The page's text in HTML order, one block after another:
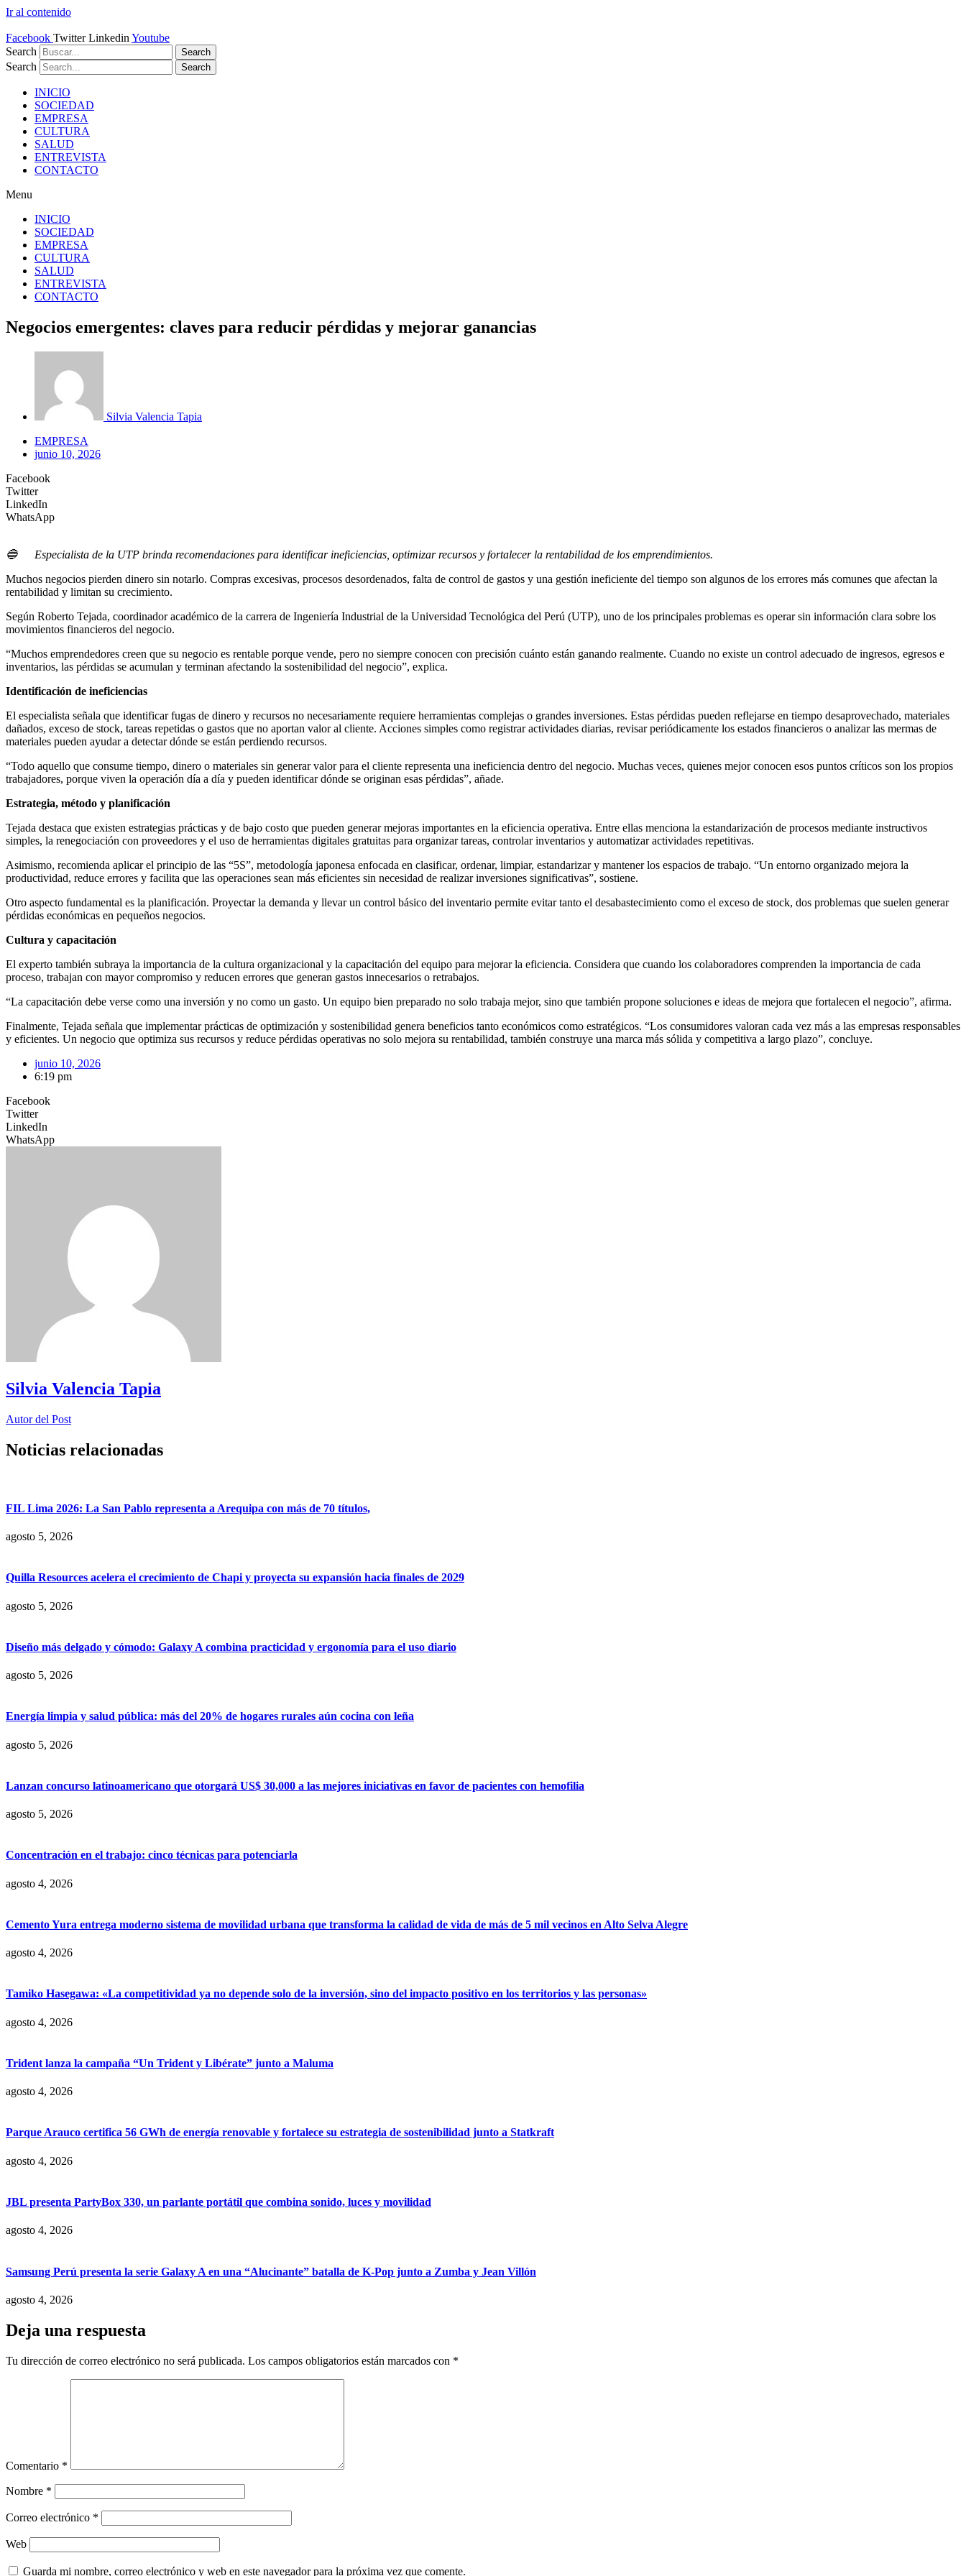
Ir al contenido
Facebook Twitter Linkedin Youtube
Search
Search
Search Search
INICIO
SOCIEDAD
EMPRESA
CULTURA
SALUD
ENTREVISTA
CONTACTO
Menu
INICIO
SOCIEDAD
EMPRESA
CULTURA
SALUD
ENTREVISTA
CONTACTO
Negocios emergentes: claves para reducir pérdidas y mejorar ganancias
Silvia Valencia Tapia
EMPRESA
junio 10, 2026
Facebook
Twitter
LinkedIn
WhatsApp
🔵 Especialista de la UTP brinda recomendaciones para identificar ineficiencias, optimizar recursos y fortalecer la rentabilidad de los emprendimientos.
Muchos negocios pierden dinero sin notarlo. Compras excesivas, procesos desordenados, falta de control de gastos y una gestión ineficiente del tiempo son algunos de los errores más comunes que afectan la
rentabilidad y limitan su crecimiento.
Según Roberto Tejada, coordinador académico de la carrera de Ingeniería Industrial de la Universidad Tecnológica del Perú (UTP), uno de los principales problemas es operar sin información clara sobre los
movimientos financieros del negocio.
“Muchos emprendedores creen que su negocio es rentable porque vende, pero no siempre conocen con precisión cuánto están ganando realmente. Cuando no existe un control adecuado de ingresos, egresos e
inventarios, las pérdidas se acumulan y terminan afectando la sostenibilidad del negocio”, explica.
Identificación de ineficiencias
El especialista señala que identificar fugas de dinero y recursos no necesariamente requiere herramientas complejas o grandes inversiones. Estas pérdidas pueden reflejarse en tiempo desaprovechado, materiales
dañados, exceso de stock, tareas repetidas o gastos que no aportan valor al cliente. Acciones simples como registrar actividades diarias, revisar periódicamente los estados financieros o analizar las mermas de
materiales pueden ayudar a detectar dónde se están perdiendo recursos.
“Todo aquello que consume tiempo, dinero o materiales sin generar valor para el cliente representa una ineficiencia dentro del negocio. Muchas veces, quienes mejor conocen esos puntos críticos son los propios
trabajadores, porque viven la operación día a día y pueden identificar dónde se originan esas pérdidas”, añade.
Estrategia, método y planificación
Tejada destaca que existen estrategias prácticas y de bajo costo que pueden generar mejoras importantes en la eficiencia operativa. Entre ellas menciona la estandarización de procesos mediante instructivos
simples, la renegociación con proveedores y el uso de herramientas digitales gratuitas para organizar tareas, controlar inventarios y automatizar actividades repetitivas.
Asimismo, recomienda aplicar el principio de las “5S”, metodología japonesa enfocada en clasificar, ordenar, limpiar, estandarizar y mantener los espacios de trabajo. “Un entorno organizado mejora la
productividad, reduce errores y facilita que las operaciones sean más eficientes sin necesidad de realizar inversiones significativas”, sostiene.
Otro aspecto fundamental es la planificación. Proyectar la demanda y llevar un control básico del inventario permite evitar tanto el desabastecimiento como el exceso de stock, dos problemas que suelen generar
pérdidas económicas en pequeños negocios.
Cultura y capacitación
El experto también subraya la importancia de la cultura organizacional y la capacitación del equipo para mejorar la eficiencia. Considera que cuando los colaboradores comprenden la importancia de cada
proceso, trabajan con mayor compromiso y reducen errores que generan gastos innecesarios o retrabajos.
“La capacitación debe verse como una inversión y no como un gasto. Un equipo bien preparado no solo trabaja mejor, sino que también propone soluciones e ideas de mejora que fortalecen el negocio”, afirma.
Finalmente, Tejada señala que implementar prácticas de optimización y sostenibilidad genera beneficios tanto económicos como estratégicos. “Los consumidores valoran cada vez más a las empresas responsables
y eficientes. Un negocio que optimiza sus recursos y reduce pérdidas operativas no solo mejora su rentabilidad, también construye una marca más sólida y competitiva a largo plazo”, concluye.
junio 10, 2026
6:19 pm
Facebook
Twitter
LinkedIn
WhatsApp
Silvia Valencia Tapia
Autor del Post
Noticias relacionadas
FIL Lima 2026: La San Pablo representa a Arequipa con más de 70 títulos,
agosto 5, 2026
Quilla Resources acelera el crecimiento de Chapi y proyecta su expansión hacia finales de 2029
agosto 5, 2026
Diseño más delgado y cómodo: Galaxy A combina practicidad y ergonomía para el uso diario
agosto 5, 2026
Energía limpia y salud pública: más del 20% de hogares rurales aún cocina con leña
agosto 5, 2026
Lanzan concurso latinoamericano que otorgará US$ 30,000 a las mejores iniciativas en favor de pacientes con hemofilia
agosto 5, 2026
Concentración en el trabajo: cinco técnicas para potenciarla
agosto 4, 2026
Cemento Yura entrega moderno sistema de movilidad urbana que transforma la calidad de vida de más de 5 mil vecinos en Alto Selva Alegre
agosto 4, 2026
Tamiko Hasegawa: «La competitividad ya no depende solo de la inversión, sino del impacto positivo en los territorios y las personas»
agosto 4, 2026
Trident lanza la campaña “Un Trident y Libérate” junto a Maluma
agosto 4, 2026
Parque Arauco certifica 56 GWh de energía renovable y fortalece su estrategia de sostenibilidad junto a Statkraft
agosto 4, 2026
JBL presenta PartyBox 330, un parlante portátil que combina sonido, luces y movilidad
agosto 4, 2026
Samsung Perú presenta la serie Galaxy A en una “Alucinante” batalla de K-Pop junto a Zumba y Jean Villón
agosto 4, 2026
Deja una respuesta
Tu dirección de correo electrónico no será publicada. Los campos obligatorios están marcados con *
Comentario *
Nombre *
Correo electrónico *
Web
Guarda mi nombre, correo electrónico y web en este navegador para la próxima vez que comente.